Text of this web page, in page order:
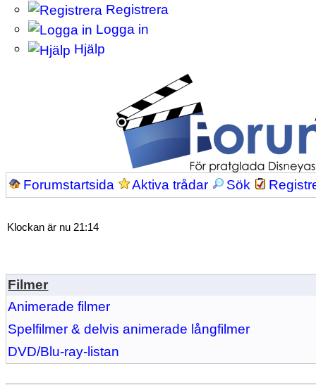
Registrera
Logga in
Hjälp
Forumstartsida Aktiva trådar Sök
Klockan är nu 21:14
Filmer
Animerade filmer
Spelfilmer & delvis animerade långfilmer
DVD/Blu-ray-listan